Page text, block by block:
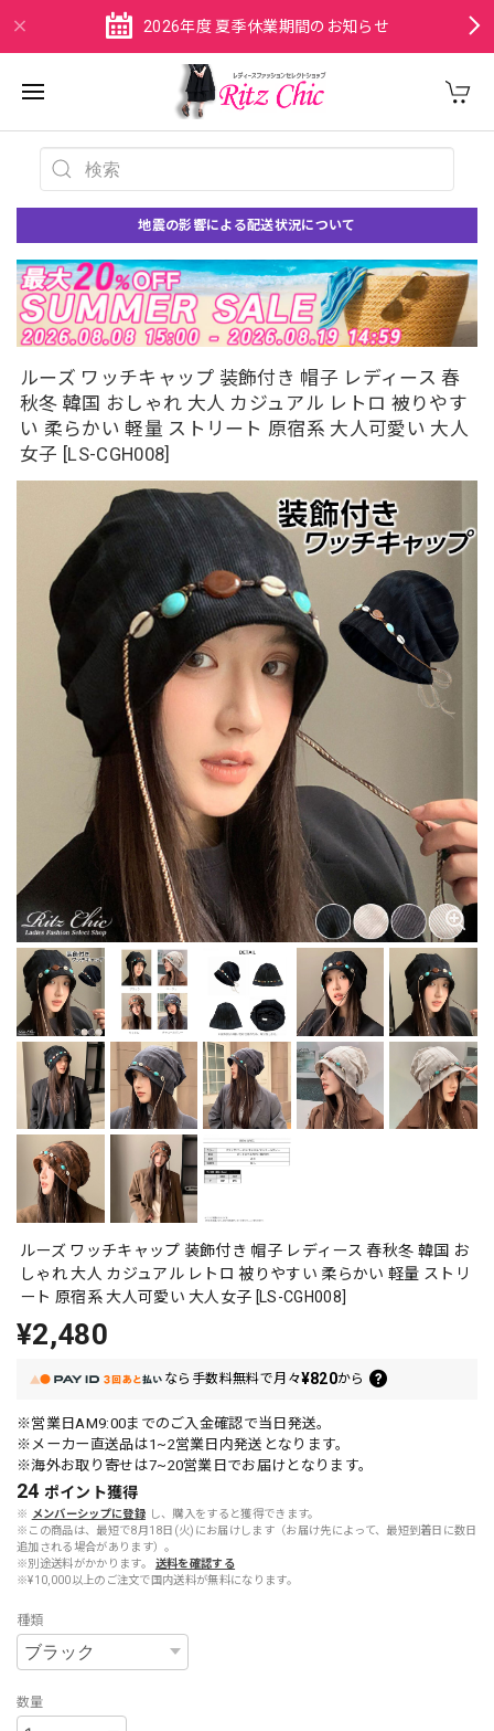
2026年度 夏季休業期間のお知らせ
地震の影響による配送状況について
ルーズ ワッチキャップ 装飾付き 帽子 レディース 春
秋冬 韓国 おしゃれ 大人 カジュアル レトロ 被りやす
い 柔らかい 軽量 ストリート 原宿系 大人可愛い 大人
女子 [LS-CGH008]
ルーズ ワッチキャップ 装飾付き 帽子 レディース 春秋冬 韓国 お
しゃれ 大人 カジュアル レトロ 被りやすい 柔らかい 軽量 ストリ
ート 原宿系 大人可愛い 大人女子 [LS-CGH008]
¥2,480
なら 手数料無料で月々¥820から
※営業日AM9:00までのご入金確認で当日発送。
※メーカー直送品は1~2営業日内発送となります。
※海外お取り寄せは7~20営業日でお届けとなります。
24 ポイント獲得
※ メンバーシップに登録 し、購入をすると獲得できます。
※この商品は、最短で8月18日(火)にお届けします（お届け先によって、最短到着日に数日
追加される場合があります）。
※別途送料がかかります。
送料を確認する
※¥10,000以上のご注文で国内送料が無料になります。
種類
数量